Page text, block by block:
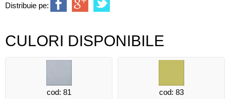
Distribuie pe:
CULORI DISPONIBILE
cod: 81
cod: 83